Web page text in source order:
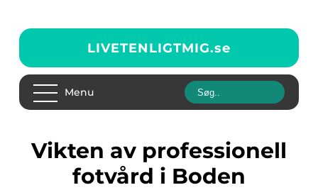
LIVETENLIGTMIG.se
Menu
Vikten av professionell
fotvård i Boden